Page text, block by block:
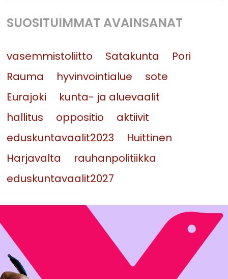
SUOSITUIMMAT AVAINSANAT
vasemmistoliitto Satakunta
Pori
Rauma
hyvinvointialue
sote
Eurajoki
kunta- ja aluevaalit
hallitus
oppositio
aktiivit
eduskuntavaalit2023
Huittinen
Harjavalta
rauhanpolitiikka
eduskuntavaalit2027